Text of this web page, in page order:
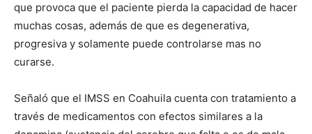
que provoca que el paciente pierda la capacidad de hacer
muchas cosas, además de que es degenerativa,
progresiva y solamente puede controlarse mas no
curarse.
Señaló que el IMSS en Coahuila cuenta con tratamiento a
través de medicamentos con efectos similares a la